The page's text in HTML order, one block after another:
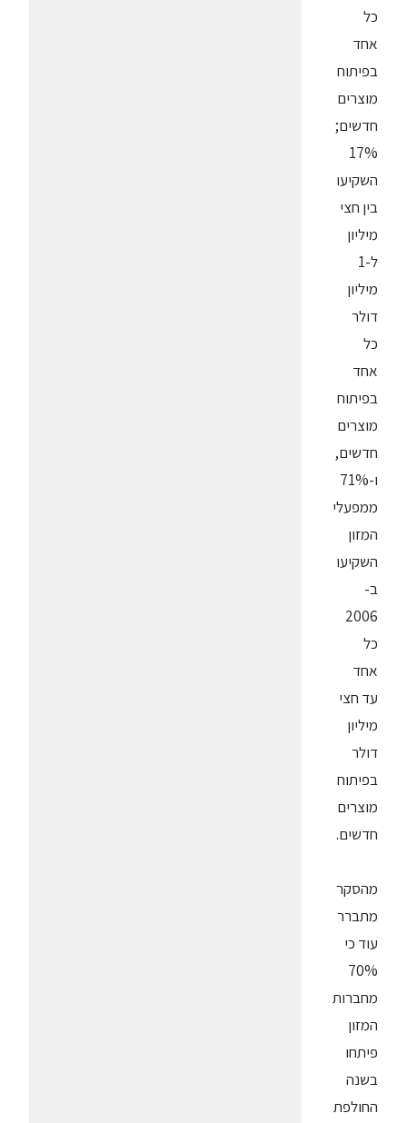
כל
אחד
בפיתוח
מוצרים
חדשים;
17%
השקיעו
בין חצי
מיליון
ל-1
מיליון
דולר
כל
אחד
בפיתוח
מוצרים
חדשים,
ו-71%
ממפעלי
המזון
השקיעו
ב-
2006
כל
אחד
עד חצי
מיליון
דולר
בפיתוח
מוצרים
חדשים.
מהסקר
מתברר
עוד כי
70%
מחברות
המזון
פיתחו
בשנה
החולפת